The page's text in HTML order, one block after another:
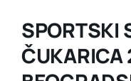
Akti SSAB
SPORTSKI
ČUKARICA